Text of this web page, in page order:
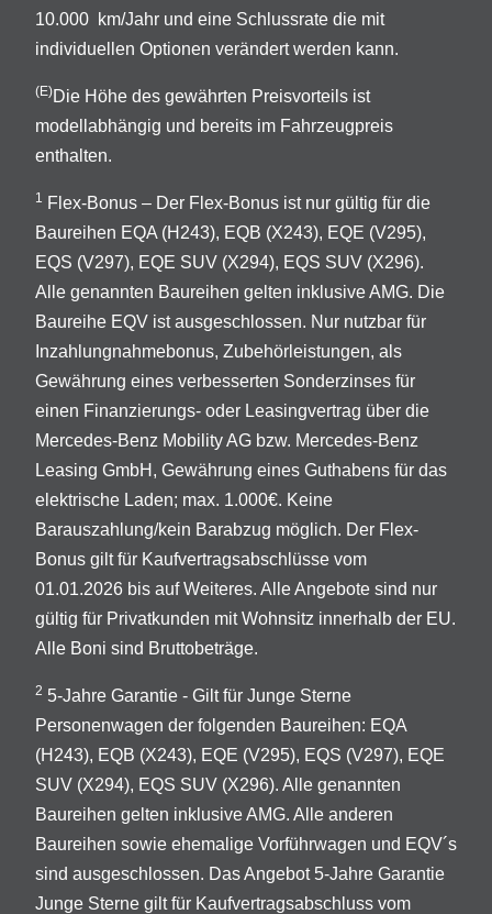
10.000 km/Jahr und eine Schlussrate die mit
individuellen Optionen verändert werden kann.
(E)Die Höhe des gewährten Preisvorteils ist
modellabhängig und bereits im Fahrzeugpreis
enthalten.
1 Flex-Bonus – Der Flex-Bonus ist nur gültig für die
Baureihen EQA (H243), EQB (X243), EQE (V295),
EQS (V297), EQE SUV (X294), EQS SUV (X296).
Alle genannten Baureihen gelten inklusive AMG. Die
Baureihe EQV ist ausgeschlossen. Nur nutzbar für
Inzahlungnahmebonus, Zubehörleistungen, als
Gewährung eines verbesserten Sonderzinses für
einen Finanzierungs- oder Leasingvertrag über die
Mercedes-Benz Mobility AG bzw. Mercedes-Benz
Leasing GmbH, Gewährung eines Guthabens für das
elektrische Laden; max. 1.000€. Keine
Barauszahlung/kein Barabzug möglich. Der Flex-
Bonus gilt für Kaufvertragsabschlüsse vom
01.01.2026 bis auf Weiteres. Alle Angebote sind nur
gültig für Privatkunden mit Wohnsitz innerhalb der EU.
Alle Boni sind Bruttobeträge.
2 5-Jahre Garantie - Gilt für Junge Sterne
Personenwagen der folgenden Baureihen: EQA
(H243), EQB (X243), EQE (V295), EQS (V297), EQE
SUV (X294), EQS SUV (X296). Alle genannten
Baureihen gelten inklusive AMG. Alle anderen
Baureihen sowie ehemalige Vorführwagen und EQV´s
sind ausgeschlossen. Das Angebot 5-Jahre Garantie
Junge Sterne gilt für Kaufvertragsabschluss vom